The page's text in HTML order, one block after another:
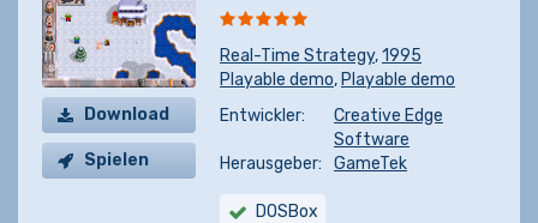
Download
Spielen
Real-Time Strategy,1995
Playable demo, Playable demo
Entwickler:
Creative Edge
Software
Herausgeber:
GameTek
DOSBox